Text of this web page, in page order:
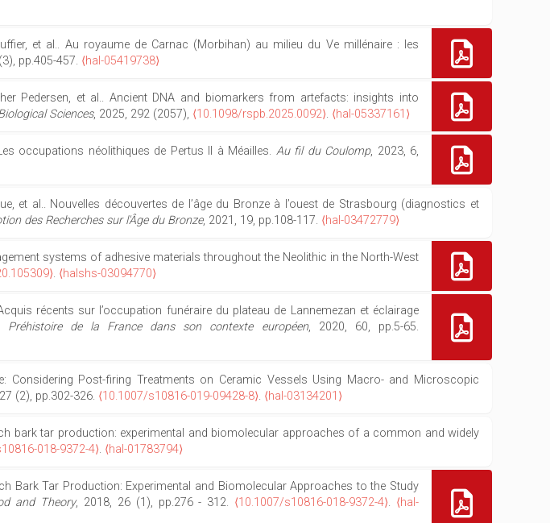
et al.. Au royaume de Carnac (Morbihan) au milieu du Ve millénaire : les
pp.405-457. ⟨hal-05419738⟩
Pedersen, et al.. Ancient DNA and biomarkers from artefacts: insights into
Sciences, 2025, 292 (2057), ⟨10.1098/rspb.2025.0092⟩. ⟨hal-05337161⟩
occupations néolithiques de Pertus II à Méailles. Au fil du Coulomp, 2023, 6,
et al.. Nouvelles découvertes de l’âge du Bronze à l’ouest de Strasbourg (diagnostics et
des Recherches sur l'Âge du Bronze, 2021, 19, pp.108-117. ⟨hal-03472779⟩
systems of adhesive materials throughout the Neolithic in the North-West
. ⟨halshs-03094770⟩
récents sur l’occupation funéraire du plateau de Lannemezan et éclairage
Préhistoire de la France dans son contexte européen, 2020, 60, pp.5-65.
Considering Post-firing Treatments on Ceramic Vessels Using Macro- and Microscopic
(2), pp.302-326. ⟨10.1007/s10816-019-09428-8⟩. ⟨hal-03134201⟩
bark tar production: experimental and biomolecular approaches of a common and widely
018-9372-4⟩. ⟨hal-01783794⟩
Bark Tar Production: Experimental and Biomolecular Approaches to the Study
and Theory, 2018, 26 (1), pp.276 - 312. ⟨10.1007/s10816-018-9372-4⟩. ⟨hal-